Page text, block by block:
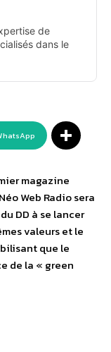
de
dans le
magazine
Web Radio sera
DD à se lancer
valeurs et le
que le
de la « green